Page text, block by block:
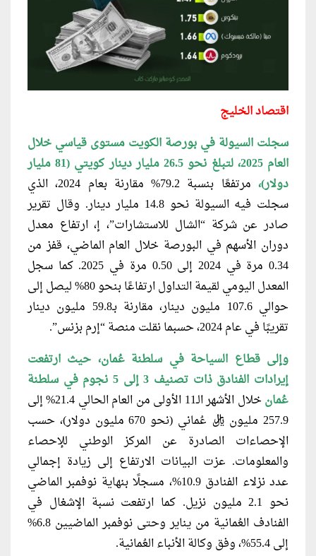
اقتصاد الخليج
سجلت السيولة في بورصة الكويت مستوى قياسي خلال
العام 2025، لتبلغ نحو 26.5 مليار دينار كويتي (81 مليار
دولار)،
مرتفعًا بنسبة 79.2% مقارنة بعام 2024، الذي
سجلت فيه السيولة نحو 14.8 مليار دينار.
وقال تقرير
صادر عن شركة “الشال للاستشارات”، إ، ارتفاع معدل
دوران الأسهم في البورصة خلال العام الماضي، قفز من
0.34 مرة في 2024 إلى 0.50 مرة في 2025. كما سجل
المعدل اليومي لقيمة التداول ارتفاعًا بنحو 80% ليصل إلى
حوالي 107.6 مليون دينار، مقارنة بـ59.8 مليون دينار
تقريبًا في عام 2024، حسبما نقلت منصة “إرم بزنس”.
وإلى قطاع السياحة في سلطنة عُمان، حيث ارتفعت
إيرادات الفنادق ذات تصنيف 3 إلى 5 نجوم في سلطنة
عُمان
خلال الأشهر الـ11 الأولى من العام الحالي 21.4% إلى
257.9 مليون ريال عُماني (نحو 670 مليون دولار)، حسب
الإحصاءات الصادرة عن المركز الوطني للإحصاء
والمعلومات. عزت البيانات الارتفاع إلى زيادة إجمالي
عدد نزلاء الفنادق 10.9%، مسجلًا بنهاية نوفمبر الماضي
نحو 2.1 مليون نزيل
. كما ارتفعت نسبة الإشغال في
الفنادف العُمانية من يناير وحتى نوفمبر الماضيين 6.8%
إلى 55.4%، وفق وكالة الأنباء العُمانية
.